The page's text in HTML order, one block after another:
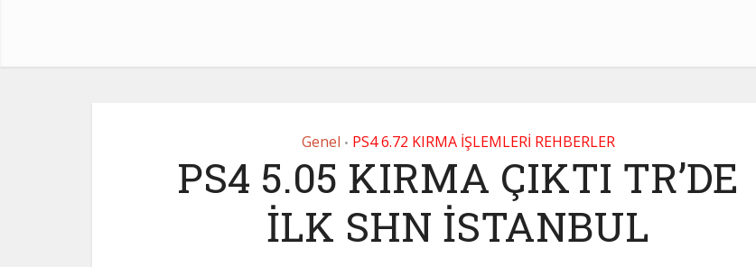
Genel • PS4 6.72 KIRMA İŞLEMLERİ REHBERLER
PS4 5.05 KIRMA ÇIKTI TR’DE
İLK SHN İSTANBUL